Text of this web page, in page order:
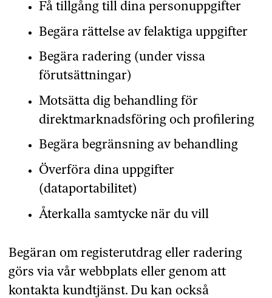
Få tillgång till dina personuppgifter
Begära rättelse av felaktiga uppgifter
Begära radering (under vissa
förutsättningar)
Motsätta dig behandling för
direktmarknadsföring och profilering
Begära begränsning av behandling
Överföra dina uppgifter
(dataportabilitet)
Återkalla samtycke när du vill
Begäran om registerutdrag eller radering
görs via vår webbplats eller genom att
kontakta kundtjänst. Du kan också